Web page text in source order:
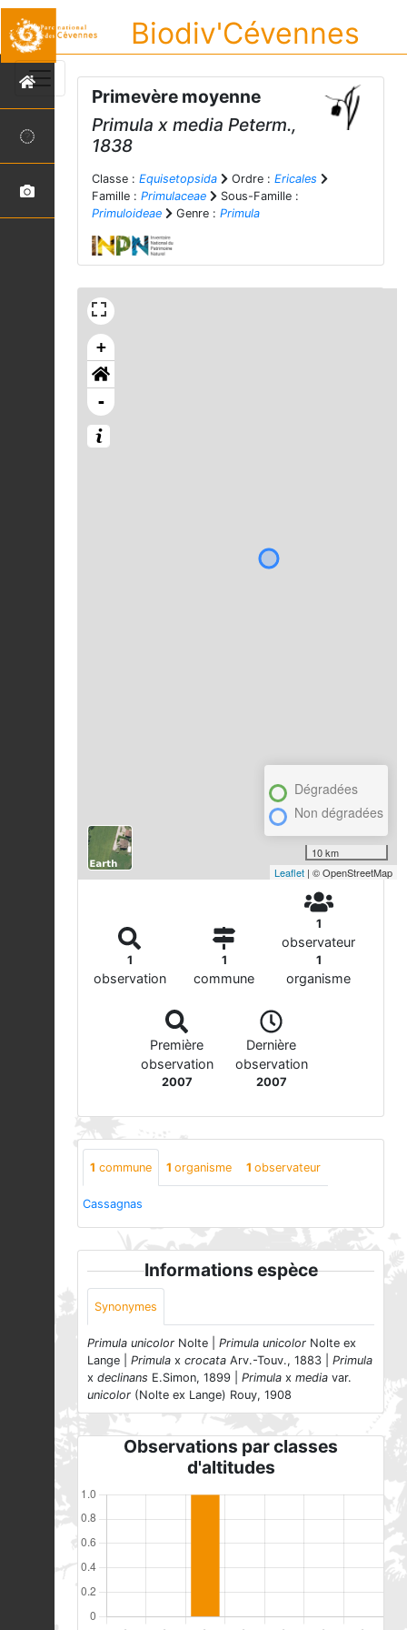
Biodiv'Cévennes
Primevère moyenne
Primula x media Peterm.,
1838
Classe : Equisetopsida Ordre : Ericales
Famille : Primulaceae
Sous-Famille :
Primuloideae
Genre : Primula
+
-
Dégradées
Non dégradées
10 km
Leaflet | © OpenStreetMap
1
observation
1
commune
1
observateur
1
organisme
Première
observation
2007
Dernière
observation
2007
1 commune 1 organisme 1 observateur
Cassagnas
Informations espèce
Synonymes
Primula unicolor Nolte | Primula unicolor Nolte ex
Lange | Primula x crocata Arv.-Touv., 1883 | Primula
x declinans E.Simon, 1899 | Primula x media var.
unicolor (Nolte ex Lange) Rouy, 1908
Observations par classes
d'altitudes